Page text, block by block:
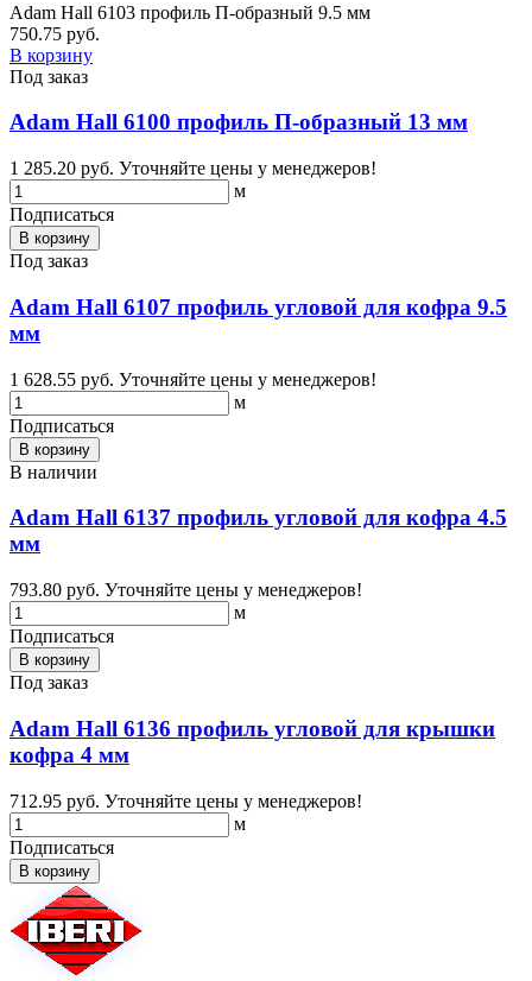
Adam Hall 6103 профиль П-образный 9.5 мм
750.75 руб.
В корзину
Под заказ
Adam Hall 6100 профиль П-образный 13 мм
1 285.20 руб. Уточняйте цены у менеджеров!
м
Подписаться
В корзину
Под заказ
Adam Hall 6107 профиль угловой для кофра 9.5
мм
1 628.55 руб. Уточняйте цены у менеджеров!
м
Подписаться
В корзину
В наличии
Adam Hall 6137 профиль угловой для кофра 4.5
мм
793.80 руб. Уточняйте цены у менеджеров!
м
Подписаться
В корзину
Под заказ
Adam Hall 6136 профиль угловой для крышки
кофра 4 мм
712.95 руб. Уточняйте цены у менеджеров!
м
Подписаться
В корзину